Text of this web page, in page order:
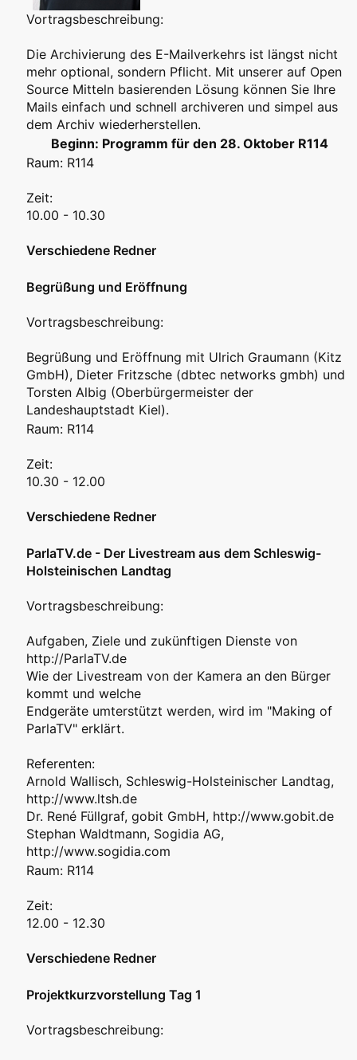
Vortragsbeschreibung:
Die Archivierung des E-Mailverkehrs ist längst nicht
mehr optional, sondern Pflicht. Mit unserer auf Open
Source Mitteln basierenden Lösung können Sie Ihre
Mails einfach und schnell archiveren und simpel aus
dem Archiv wiederherstellen.
Programm für den 28. Oktober R114
Raum: R114
Zeit:
10.00 - 10.30
Verschiedene Redner
Begrüßung und Eröffnung
Vortragsbeschreibung:
Begrüßung und Eröffnung mit Ulrich Graumann (Kitz
GmbH), Dieter Fritzsche (dbtec networks gmbh) und
Torsten Albig (Oberbürgermeister der
Landeshauptstadt Kiel).
Raum: R114
Zeit:
10.30 - 12.00
Verschiedene Redner
ParlaTV.de - Der Livestream aus dem Schleswig-
Holsteinischen Landtag
Vortragsbeschreibung:
Aufgaben, Ziele und zukünftigen Dienste von
http://ParlaTV.de
Wie der Livestream von der Kamera an den Bürger
kommt und welche
Endgeräte umterstützt werden, wird im "Making of
ParlaTV" erklärt.
Referenten:
Arnold Wallisch, Schleswig-Holsteinischer Landtag,
http://www.ltsh.de
Dr. René Füllgraf, gobit GmbH, http://www.gobit.de
Stephan Waldtmann, Sogidia AG,
http://www.sogidia.com
Raum: R114
Zeit:
12.00 - 12.30
Verschiedene Redner
Projektkurzvorstellung Tag 1
Vortragsbeschreibung: